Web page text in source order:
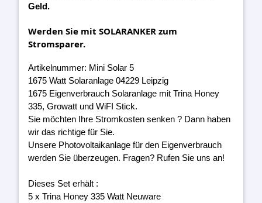
Geld.
Werden Sie mit SOLARANKER zum
Stromsparer.
Artikelnummer: Mini Solar 5
1675 Watt Solaranlage 04229 Leipzig
1675 Eigenverbrauch Solaranlage mit Trina Honey
335, Growatt und WiFI Stick.
Sie möchten Ihre Stromkosten senken ? Dann haben
wir das richtige für Sie.
Unsere Photovoltaikanlage für den Eigenverbrauch
werden Sie überzeugen. Fragen? Rufen Sie uns an!
Dieses Set erhält :
5 x Trina Honey 335 Watt Neuware